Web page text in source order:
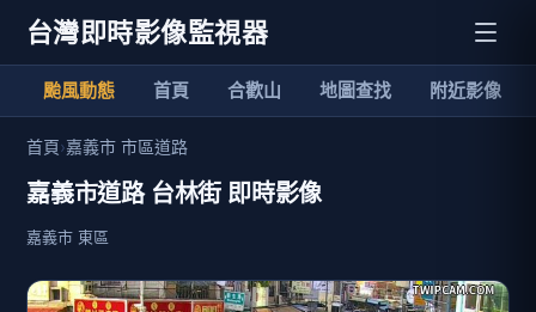
台灣即時影像監視器
颱風動態 首頁 合歡山 地圖查找 附近影像
首頁›嘉義市 市區道路
嘉義市道路 台林街 即時影像
嘉義市 東區